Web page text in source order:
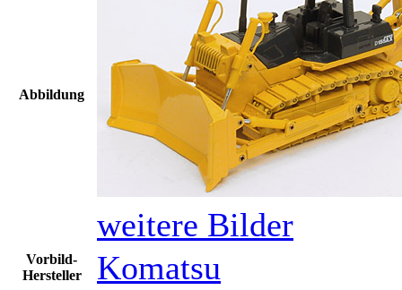
Abbildung
weitere Bilder
Vorbild-
Hersteller
Komatsu